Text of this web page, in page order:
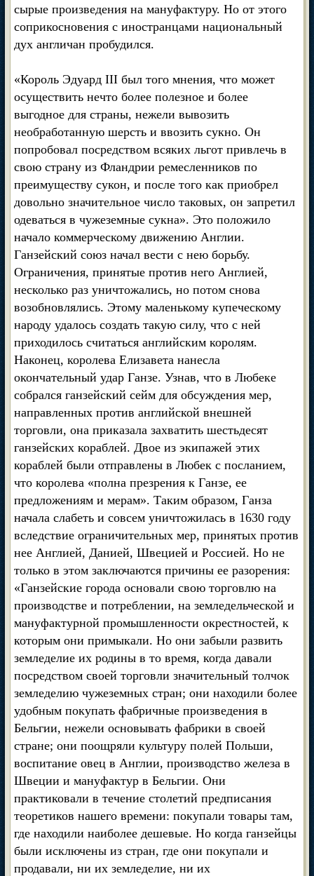
сырые произведения на мануфактуру. Но от этого
соприкосновения с иностранцами национальный
дух англичан пробудился.
«Король Эдуард III был того мнения, что может
осуществить нечто более полезное и более
выгодное для страны, нежели вывозить
необработанную шерсть и ввозить сукно. Он
попробовал посредством всяких льгот привлечь в
свою страну из Фландрии ремесленников по
преимуществу сукон, и после того как приобрел
довольно значительное число таковых, он запретил
одеваться в чужеземные сукна». Это положило
начало коммерческому движению Англии.
Ганзейский союз начал вести с нею борьбу.
Ограничения, принятые против него Англией,
несколько раз уничтожались, но потом снова
возобновлялись. Этому маленькому купеческому
народу удалось создать такую силу, что с ней
приходилось считаться английским королям.
Наконец, королева Елизавета нанесла
окончательный удар Ганзе. Узнав, что в Любеке
собрался ганзейский сейм для обсуждения мер,
направленных против английской внешней
торговли, она приказала захватить шестьдесят
ганзейских кораблей. Двое из экипажей этих
кораблей были отправлены в Любек с посланием,
что королева «полна презрения к Ганзе, ее
предложениям и мерам». Таким образом, Ганза
начала слабеть и совсем уничтожилась в 1630 году
вследствие ограничительных мер, принятых против
нее Англией, Данией, Швецией и Россией. Но не
только в этом заключаются причины ее разорения:
«Ганзейские города основали свою торговлю на
производстве и потреблении, на земледельческой и
мануфактурной промышленности окрестностей, к
которым они примыкали. Но они забыли развить
земледелие их родины в то время, когда давали
посредством своей торговли значительный толчок
земледелию чужеземных стран; они находили более
удобным покупать фабричные произведения в
Бельгии, нежели основывать фабрики в своей
стране; они поощряли культуру полей Польши,
воспитание овец в Англии, производство железа в
Швеции и мануфактур в Бельгии. Они
практиковали в течение столетий предписания
теоретиков нашего времени: покупали товары там,
где находили наиболее дешевые. Но когда ганзейцы
были исключены из стран, где они покупали и
продавали, ни их земледелие, ни их